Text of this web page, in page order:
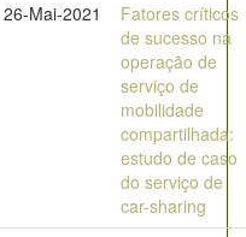
26-Mai-2021
Fatores críticos
de sucesso na
operação de
serviço de
mobilidade
compartilhada:
estudo de caso
do serviço de
car-sharing